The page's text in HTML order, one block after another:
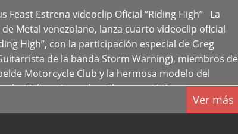
Feast Estrena videoclip Oficial “Riding High” La
Metal venezolano, lanza cuarto videoclip oficial
High”, con la participación especial de Greg
de la banda Storm Warning), miembros de
Motorcycle Club y la hermosa modelo del
Melissa Acevedo. El potente […]
Ver más